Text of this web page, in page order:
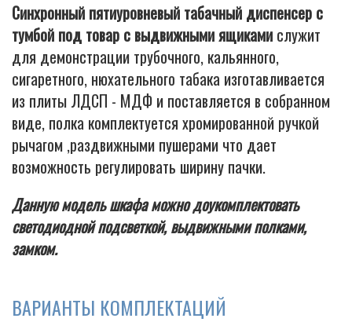
Синхронный пятиуровневый табачный диспенсер с
тумбой под товар с выдвижными ящиками служит
для демонстрации трубочного, кальянного,
сигаретного, нюхательного табака изготавливается
из плиты ЛДСП - МДФ и поставляется в собранном
виде, полка комплектуется хромированной ручкой
рычагом ,раздвижными пушерами что дает
возможность регулировать ширину пачки.
Данную модель шкафа можно доукомплектовать
светодиодной подсветкой, выдвижными полками,
замком.
ВАРИАНТЫ КОМПЛЕКТАЦИЙ